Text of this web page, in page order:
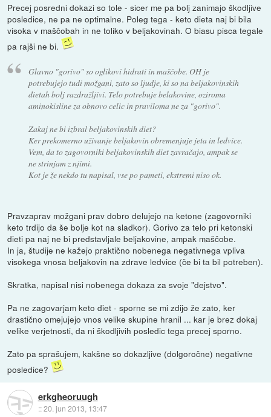
Precej posredni dokazi so tole - sicer me pa bolj zanimajo škodljive
posledice, ne pa ne optimalne. Poleg tega - keto dieta naj bi bila
visoka v maščobah in ne toliko v beljakovinah. O biasu pisca tegale
pa rajši ne bi.
Glavno "gorivo" so oglikovi hidrati in maščobe. OH je
potrebujejo tudi možgani, zato so ljudje, ki so na beljakovinskih
dietah bolj razdražljivi. Telo potrebuje belakovine, oziroma
aminokisline za obnovo celic in praviloma ne za "gorivo".
Zakaj ne bi izbral beljakovinskih diet?
Ker prekomerno uživanje beljakovin obremenjuje jeta in ledvice.
Vem, da to zagovorniki beljakovinskih diet zavračajo, ampak se
ne strinjam z njimi.
Kot je že nekdo tu napisal, vse po pameti, ekstremi niso ok.
Pravzaprav možgani prav dobro delujejo na ketone (zagovorniki
keto trdijo da še bolje kot na sladkor). Gorivo za telo pri ketonski
dieti pa naj ne bi predstavljale beljakovine, ampak maščobe.
In ja, študije ne kažejo praktično nobenega negativnega vpliva
visokega vnosa beljakovin na zdrave ledvice (če bi ta bil potreben).
Skratka, napisal nisi nobenega dokaza za svoje "dejstvo".
Pa ne zagovarjam keto diet - sporne se mi zdijo že zato, ker
drastično omejujejo vnos velike skupine hranil ... kar je brez dokaj
velike verjetnosti, da ni škodljivih posledic tega precej sporno.
Zato pa sprašujem, kakšne so dokazljive (dolgoročne) negativne
posledice?
erkgheoruugh
::20. jun 2013, 13:47